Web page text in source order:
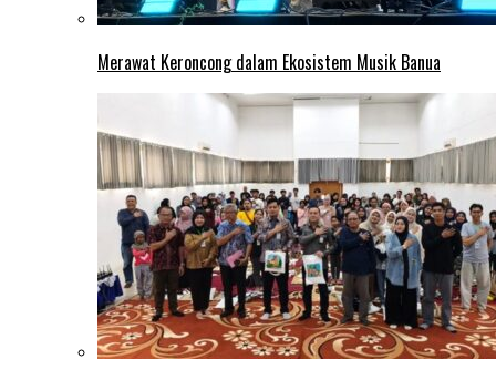
Merawat Keroncong dalam Ekosistem Musik Banua